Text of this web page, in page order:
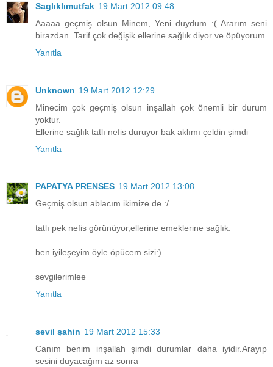
Saglıklımutfak 19 Mart 2012 09:48
Aaaaa geçmiş olsun Minem, Yeni duydum :( Ararım seni
birazdan. Tarif çok değişik ellerine sağlık diyor ve öpüyorum
Yanıtla
Unknown 19 Mart 2012 12:29
Minecim çok geçmiş olsun inşallah çok önemli bir durum
yoktur.
Ellerine sağlık tatlı nefis duruyor bak aklımı çeldin şimdi
Yanıtla
PAPATYA PRENSES 19 Mart 2012 13:08
Geçmiş olsun ablacım ikimize de :/
tatlı pek nefis görünüyor,ellerine emeklerine sağlık.
ben iyileşeyim öyle öpücem sizi:)
sevgilerimlee
Yanıtla
sevil şahin 19 Mart 2012 15:33
Canım benim inşallah şimdi durumlar daha iyidir.Arayıp
sesini duyacağım az sonra